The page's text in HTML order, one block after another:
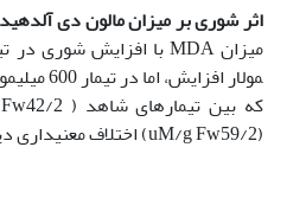
اثر شوری بر میزان مالون دی
مولار
(uM/g Fw59/2) اختلاف معنی­داری دیده نشد (شکل 4).